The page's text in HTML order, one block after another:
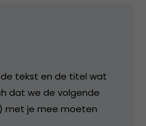
tekst en de titel wat
dat we de volgende
met je mee moeten